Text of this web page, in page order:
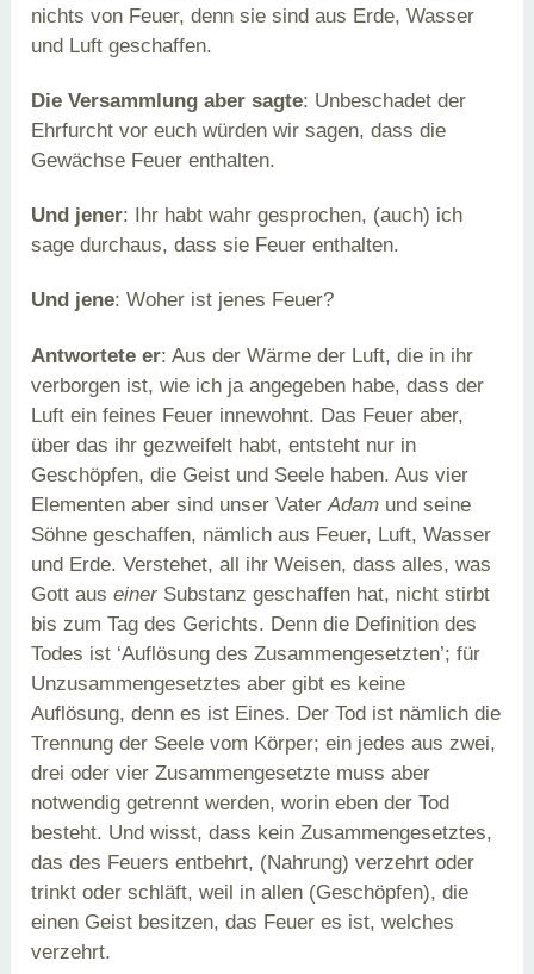
nichts von Feuer, denn sie sind aus Erde, Wasser
und Luft geschaffen.
Die Versammlung aber sagte: Unbeschadet der
Ehrfurcht vor euch würden wir sagen, dass die
Gewächse Feuer enthalten.
Und jener: Ihr habt wahr gesprochen, (auch) ich
sage durchaus, dass sie Feuer enthalten.
Und jene: Woher ist jenes Feuer?
Antwortete er: Aus der Wärme der Luft, die in ihr
verborgen ist, wie ich ja angegeben habe, dass der
Luft ein feines Feuer innewohnt. Das Feuer aber,
über das ihr gezweifelt habt, entsteht nur in
Geschöpfen, die Geist und Seele haben. Aus vier
Elementen aber sind unser VaterAdam und seine
Söhne geschaffen, nämlich aus Feuer, Luft, Wasser
und Erde. Verstehet, all ihr Weisen, dass alles, was
Gott auseiner Substanz geschaffen hat, nicht stirbt
bis zum Tag des Gerichts. Denn die Definition des
Todes ist ‘Auflösung des Zusammengesetzten’; für
Unzusammengesetztes aber gibt es keine
Auflösung, denn es ist Eines. Der Tod ist nämlich die
Trennung der Seele vom Körper; ein jedes aus zwei,
drei oder vier Zusammengesetzte muss aber
notwendig getrennt werden, worin eben der Tod
besteht. Und wisst, dass kein Zusammengesetztes,
das des Feuers entbehrt, (Nahrung) verzehrt oder
trinkt oder schläft, weil in allen (Geschöpfen), die
einen Geist besitzen, das Feuer es ist, welches
verzehrt.